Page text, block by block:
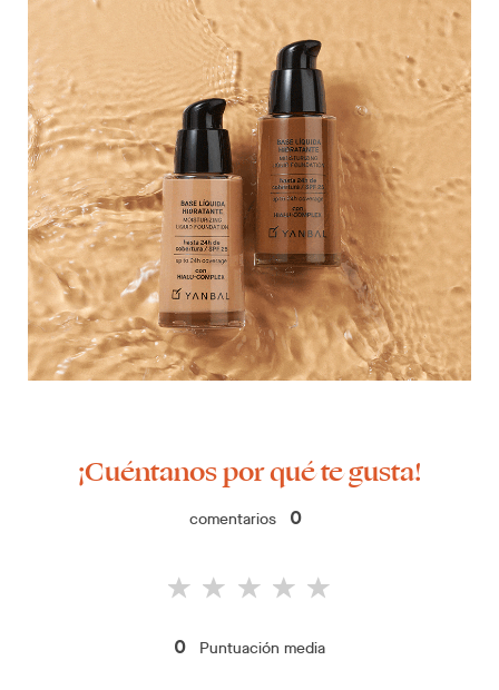
¡Cuéntanos por qué te gusta!
comentarios 0
0 Puntuación media